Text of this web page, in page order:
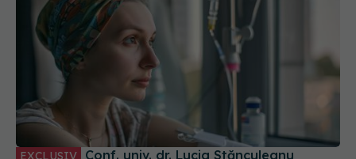
EXCLUSIV
explică de ce tratamentul cancerului trebuie
personalizat pentru fiecare pacient
21 sep 2025, 22:00